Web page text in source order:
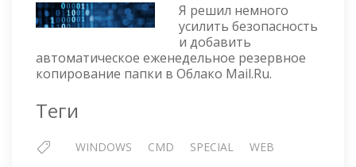
Я решил немного
усилить безопасность
и добавить
автоматическое еженедельное резервное
копирование папки в Облако Mail.Ru.
Теги
WINDOWS CMD SPECIAL WEB